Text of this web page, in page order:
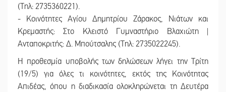
(Τηλ: 2735360221).
- Κοινότητες Αγίου Δημητρίου Ζάρακος, Νιάτων και
Κρεμαστής: Στο Κλειστό Γυμναστήριο Βλαχιώτη |
Ανταποκριτής: Δ. Μπούτσαλης (Τηλ: 2735022245).
Η προθεσμία υποβολής των δηλώσεων λήγει την Τρίτη
(19/5) για όλες τι κοινότητες, εκτός της Κοινότητας
Απιδέας, όπου η διαδικασία ολοκληρώνεται τη Δευτέρα